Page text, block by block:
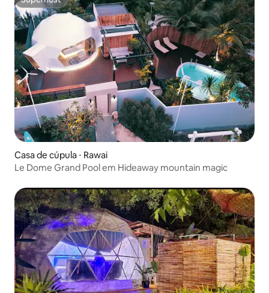
Superhost
Casa de cúpula ⋅ Rawai
Le Dome Grand Pool em Hideaway mountain magic